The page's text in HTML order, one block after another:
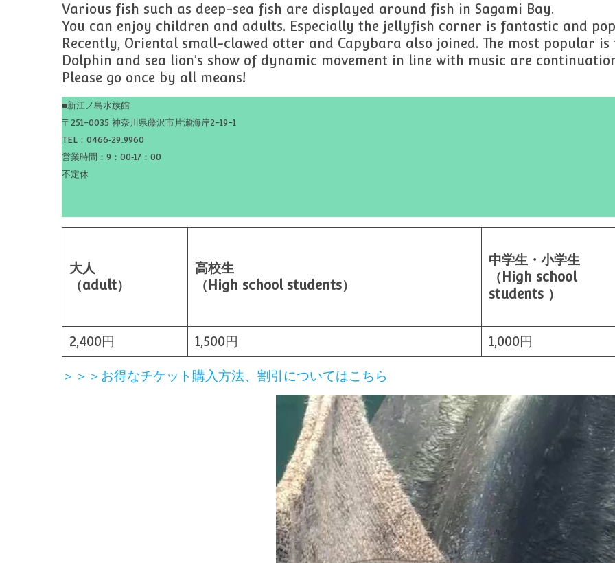
Various fish such as deep-sea fish are displayed around fish in Sagami Bay.
You can enjoy children and adults. Especially the jellyfish corner is fantastic and
Recently, Oriental small-clawed otter and Capybara also joined. The most popular is
Dolphin and sea lion’s show of dynamic movement in line with music are
Please go once by all means!
■新江ノ島水族館
〒251-0035 神奈川県藤沢市片瀬海岸2-19-1
TEL：0466‐29₋9960
営業時間：9：00‐17：00
不定休
大人
（adult）
高校生
（High school students）
中学生・小学生
（High school
students ）
2,400円 1,500円 1,000円
＞＞＞お得なチケット購入方法、割引についてはこちら